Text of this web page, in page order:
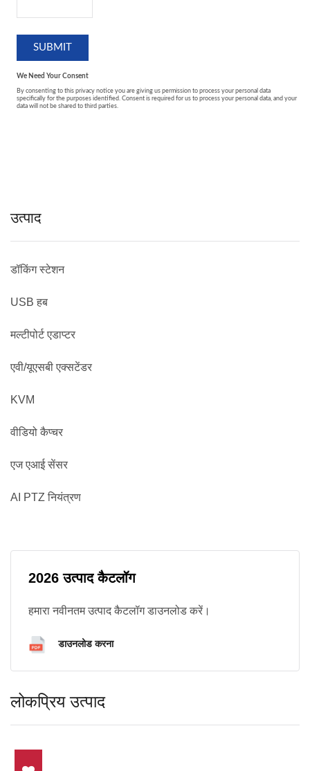
उत्पाद
डॉकिंग स्टेशन
USB हब
मल्टीपोर्ट एडाप्टर
एवी/यूएसबी एक्सटेंडर
KVM
वीडियो कैप्चर
एज एआई सेंसर
AI PTZ नियंत्रण
2026 उत्पाद कैटलॉग
हमारा नवीनतम उत्पाद कैटलॉग डाउनलोड करें।
डाउनलोड करना
लोकप्रिय उत्पाद